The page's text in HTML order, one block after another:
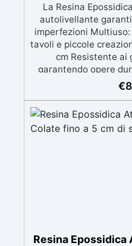
La Resina
autolivellante
imperfezioni
tavoli e piccole
cm Resistente ai
garantendo opere
ingiallimenti nel
formula anti-bolle
Certificata Atossica
con la pelle,
€
Resina Epossidica